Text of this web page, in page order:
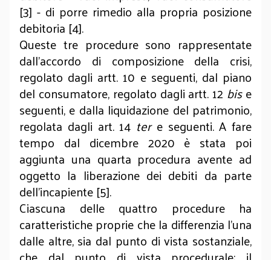
[3] - di porre rimedio alla propria posizione
debitoria [4].
Queste tre procedure sono rappresentate
dall’accordo di composizione della crisi,
regolato dagli artt. 10 e seguenti, dal piano
del consumatore, regolato dagli artt. 12 bise
seguenti, e dalla liquidazione del patrimonio,
regolata dagli art. 14 tere seguenti. A fare
tempo dal dicembre 2020 è stata poi
aggiunta una quarta procedura avente ad
oggetto la liberazione dei debiti da parte
dell’incapiente [5].
Ciascuna delle quattro procedure ha
caratteristiche proprie che la differenzia l’una
dalle altre, sia dal punto di vista sostanziale,